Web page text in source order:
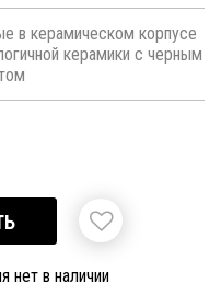
в керамическом корпусе
керамики с черным
нет в наличии